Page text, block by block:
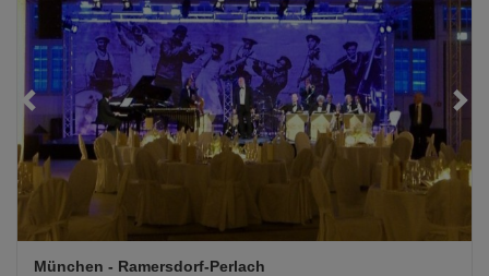
Loading...
München - Ramersdorf-Perlach